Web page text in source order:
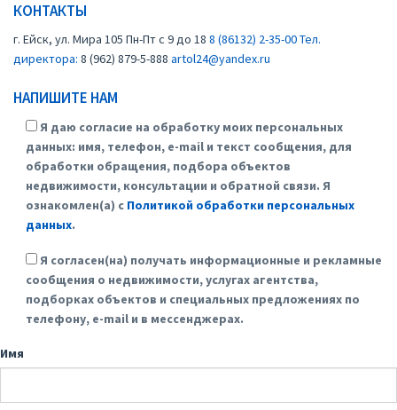
КОНТАКТЫ
г. Ейск, ул. Мира 105 Пн-Пт с 9 до 18 8 (86132) 2-35-00Тел.
директора: 8 (962) 879-5-888 artol24@yandex.ru
НАПИШИТЕ НАМ
Я даю согласие на обработку моих персональных
данных: имя, телефон, e-mail и текст сообщения, для
обработки обращения, подбора объектов
недвижимости, консультации и обратной связи. Я
ознакомлен(а) с Политикой обработки персональных
данных.
Я согласен(на) получать информационные и рекламные
сообщения о недвижимости, услугах агентства,
подборках объектов и специальных предложениях по
телефону, e-mail и в мессенджерах.
Имя